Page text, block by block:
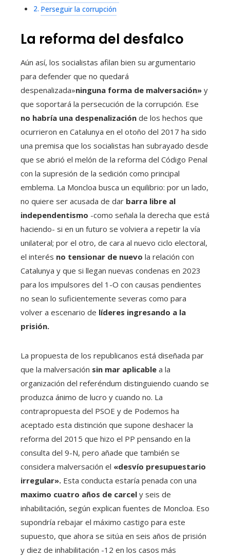
Perseguir la corrupción
La reforma del desfalco
Aún así, los socialistas afilan bien su argumentario
para defender que no quedará
despenalizada»ninguna forma de malversación» y
que soportará la persecución de la corrupción. Ese
no habría una despenalización de los hechos que
ocurrieron en Catalunya en el otoño del 2017 ha sido
una premisa que los socialistas han subrayado desde
que se abrió el melón de la reforma del Código Penal
con la supresión de la sedición como principal
emblema. La Moncloa busca un equilibrio: por un lado,
no quiere ser acusada de dar barra libre al
independentismo -como señala la derecha que está
haciendo- si en un futuro se volviera a repetir la vía
unilateral; por el otro, de cara al nuevo ciclo electoral,
el interés no tensionar de nuevo la relación con
Catalunya y que si llegan nuevas condenas en 2023
para los impulsores del 1-O con causas pendientes
no sean lo suficientemente severas como para
volver a escenario de líderes ingresando a la
prisión.
La propuesta de los republicanos está diseñada par
que la malversación sin mar aplicable a la
organización del referéndum distinguiendo cuando se
produzca ánimo de lucro y cuando no. La
contrapropuesta del PSOE y de Podemos ha
aceptado esta distinción que supone deshacer la
reforma del 2015 que hizo el PP pensando en la
consulta del 9-N, pero añade que también se
considera malversación el «desvío presupuestario
irregular». Esta conducta estaría penada con una
maximo cuatro años de carcel y seis de
inhabilitación, según explican fuentes de Moncloa. Eso
supondría rebajar el máximo castigo para este
supuesto, que ahora se sitúa en seis años de prisión
y diez de inhabilitación -12 en los casos más